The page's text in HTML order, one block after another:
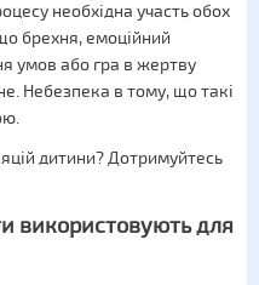
необхідна участь обох
брехня, емоційний
умов або гра в жертву
Небезпека в тому, що такі
дитини? Дотримуйтесь
використовують для